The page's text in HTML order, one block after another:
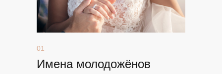
Имена молодожёнов
01